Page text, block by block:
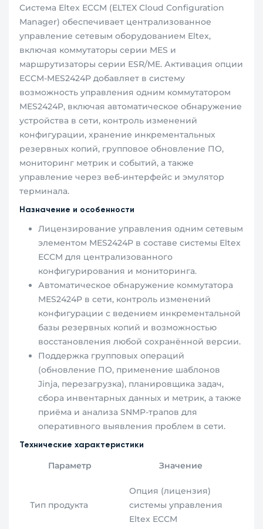
Система Eltex ECCM (ELTEX Cloud Configuration
Manager) обеспечивает централизованное
управление сетевым оборудованием Eltex,
включая коммутаторы серии MES и
маршрутизаторы серии ESR/ME. Активация опции
ECCM-MES2424P добавляет в систему
возможность управления одним коммутатором
MES2424P, включая автоматическое обнаружение
устройства в сети, контроль изменений
конфигурации, хранение инкрементальных
резервных копий, групповое обновление ПО,
мониторинг метрик и событий, а также
управление через веб-интерфейс и эмулятор
терминала.
Назначение и особенности
Лицензирование управления одним сетевым
элементом MES2424P в составе системы Eltex
ECCM для централизованного
конфигурирования и мониторинга.
Автоматическое обнаружение коммутатора
MES2424P в сети, контроль изменений
конфигурации с ведением инкрементальной
базы резервных копий и возможностью
восстановления любой сохранённой версии.
Поддержка групповых операций
(обновление ПО, применение шаблонов
Jinja, перезагрузка), планировщика задач,
сбора инвентарных данных и метрик, а также
приёма и анализа SNMP-трапов для
оперативного выявления проблем в сети.
Технические характеристики
Параметр Значение
Тип продукта
Опция (лицензия)
системы управления
Eltex ECCM